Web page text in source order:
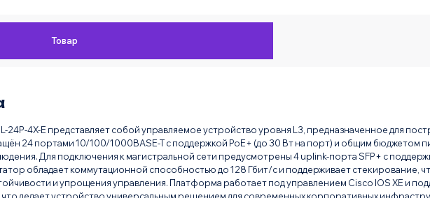
Товар
4X-E представляет собой управляемое устройство уровня L3, предназначенное для
24 портами 10/100/1000BASE-T с поддержкой PoE+ (до 30 Вт на порт) и общим бюджетом
Для подключения к магистральной сети предусмотрены 4 uplink-порта SFP+ с
обладает коммутационной способностью до 128 Гбит/с и поддерживает стекирование,
и упрощения управления. Платформа работает под управлением Cisco IOS XE и